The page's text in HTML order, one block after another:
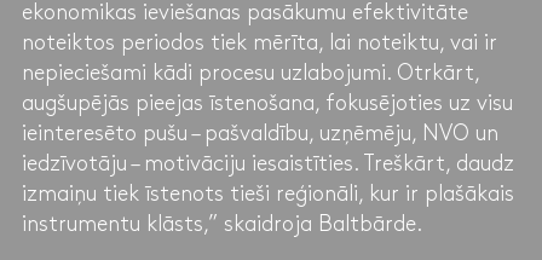
ekonomikas ieviešanas pasākumu efektivitāte
noteiktos periodos tiek mērīta, lai noteiktu, vai ir
nepieciešami kādi procesu uzlabojumi. Otrkārt,
augšupējās pieejas īstenošana, fokusējoties uz visu
ieinteresēto pušu – pašvaldību, uzņēmēju, NVO un
iedzīvotāju – motivāciju iesaistīties. Treškārt, daudz
izmaiņu tiek īstenots tieši reģionāli, kur ir plašākais
instrumentu klāsts,” skaidroja Baltbārde.